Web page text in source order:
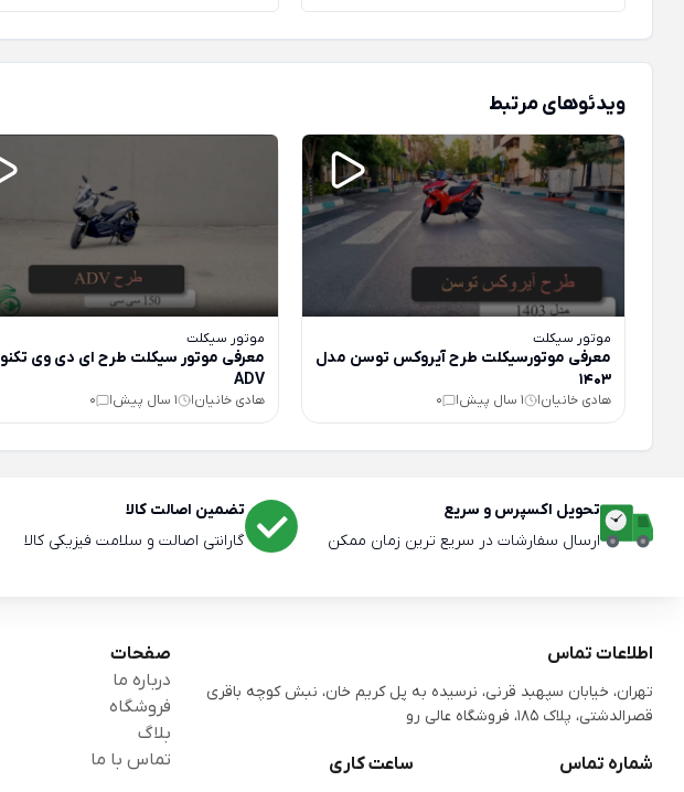
ویدئوهای مرتبط
موتور سیکلت
معرفی موتورسیکلت طرح آیروکس توسن مدل
1403
هادی خانیان| 1 سال پیش |
0
موتور سیکلت
معرفی موتور سیکلت طرح ای دی وی تکنو
ADV
هادی خانیان| 1 سال پیش |
0
تحویل اکسپرس و سریع
ارسال سفارشات در سریع ترین زمان ممکن
تضمین اصالت کالا
گارانتی اصالت و سلامت فیزیکی کالا
اطلاعات تماس
تهران، خیابان سپهبد قرنی، نرسیده به پل کریم خان، نبش کوچه باقری
قصرالدشتی،‌ پلاک 185، فروشگاه عالی رو
شماره تماس ساعت کاری
صفحات
درباره ما
فروشگاه
بلاگ
تماس با ما